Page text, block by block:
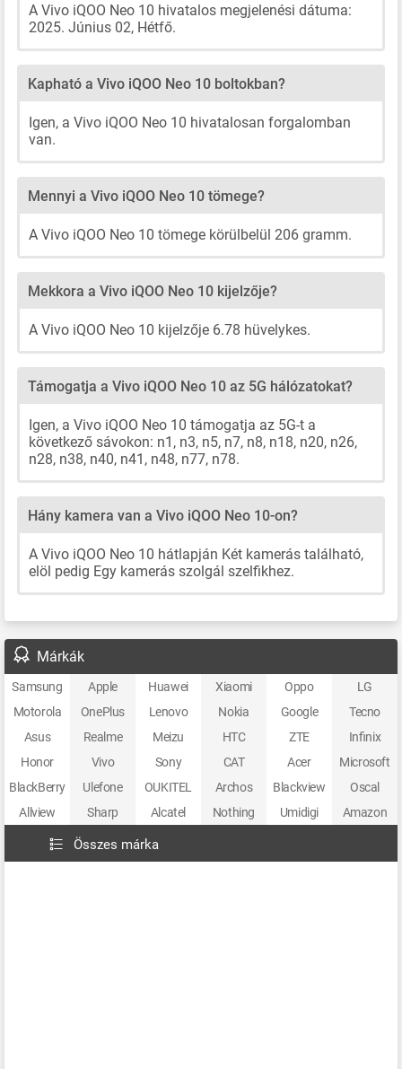
A Vivo iQOO Neo 10 hivatalos megjelenési dátuma:
2025. Június 02, Hétfő.
Kapható a Vivo iQOO Neo 10 boltokban?
Igen, a Vivo iQOO Neo 10 hivatalosan forgalomban
van.
Mennyi a Vivo iQOO Neo 10 tömege?
A Vivo iQOO Neo 10 tömege körülbelül 206 gramm.
Mekkora a Vivo iQOO Neo 10 kijelzője?
A Vivo iQOO Neo 10 kijelzője 6.78 hüvelykes.
Támogatja a Vivo iQOO Neo 10 az 5G hálózatokat?
Igen, a Vivo iQOO Neo 10 támogatja az 5G-t a
következő sávokon: n1, n3, n5, n7, n8, n18, n20, n26,
n28, n38, n40, n41, n48, n77, n78.
Hány kamera van a Vivo iQOO Neo 10-on?
A Vivo iQOO Neo 10 hátlapján Két kamerás található,
elöl pedig Egy kamerás szolgál szelfikhez.
Márkák
Samsung Apple Huawei Xiaomi Oppo
LG
Motorola
OnePlus Lenovo Nokia Google
Tecno
Asus
Realme Meizu HTC ZTE
Infinix
Honor
Vivo Sony CAT Acer
Microsoft
BlackBerry
Ulefone OUKITEL Archos Blackview
Oscal
Allview
Sharp Alcatel Nothing Umidigi Amazon
Összes márka